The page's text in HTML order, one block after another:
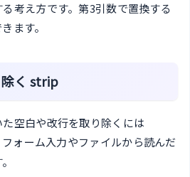
考え方です。第3引数で置換する
ます。
く strip
空白や改行を取り除くには
ォーム入力やファイルから読んだ